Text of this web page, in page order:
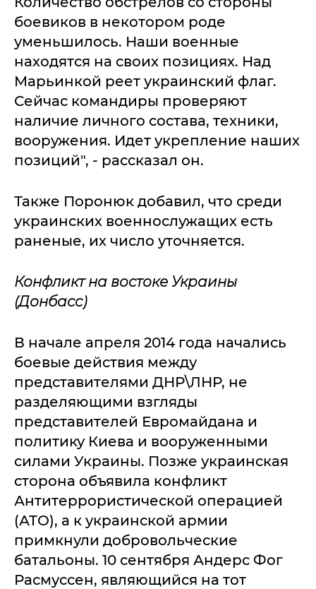
боевиков в некотором роде
уменьшилось. Наши военные
находятся на своих позициях. Над
Марьинкой реет украинский флаг.
Сейчас командиры проверяют
наличие личного состава, техники,
вооружения. Идет укрепление наших
позиций", - рассказал он.
Также Поронюк добавил, что среди
украинских военнослужащих есть
раненые, их число уточняется.
Конфликт на востоке Украины
(Донбасс)
В начале апреля 2014 года начались
боевые действия между
представителями ДНР\ЛНР, не
разделяющими взгляды
представителей Евромайдана и
политику Киева и вооруженными
силами Украины. Позже украинская
сторона объявила конфликт
Антитеррористической операцией
(АТО), а к украинской армии
примкнули добровольческие
батальоны. 10 сентября Андерс Фог
Расмуссен, являющийся на тот